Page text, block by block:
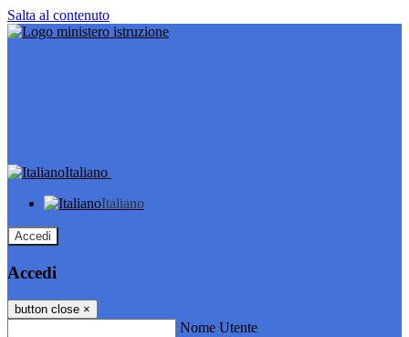
Salta al contenuto
Italiano
Italiano
Accedi
Accedi
button close ×
Nome Utente